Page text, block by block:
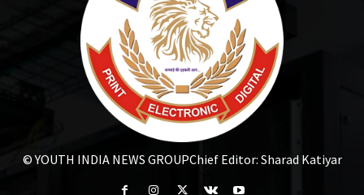
© YOUTH INDIA NEWS GROUPChief Editor: Sharad Katiyar